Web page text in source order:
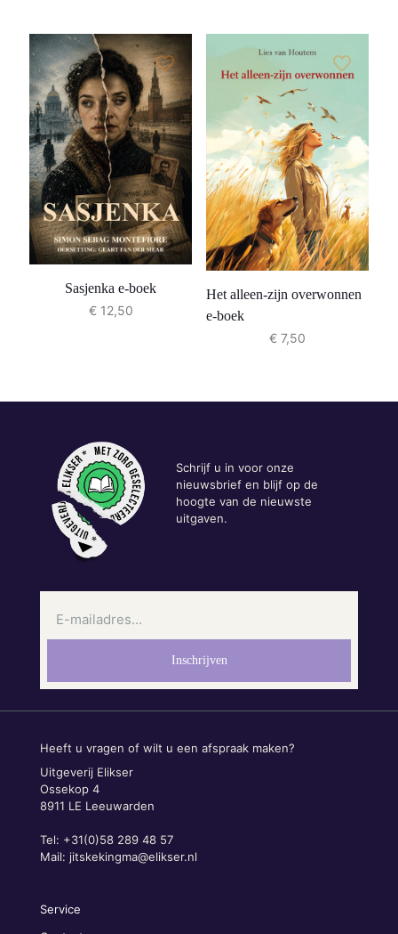
Sasjenka e-boek
€12,50
Het alleen-zijn overwonnen
e-boek
€7,50
Schrijf u in voor onze
nieuwsbrief en blijf op de
hoogte van de nieuwste
uitgaven.
Heeft u vragen of wilt u een afspraak maken?
Uitgeverij Elikser
Ossekop 4
8911 LE Leeuwarden
Tel: +31(0)58 289 48 57
Mail: jitskekingma@elikser.nl
Service